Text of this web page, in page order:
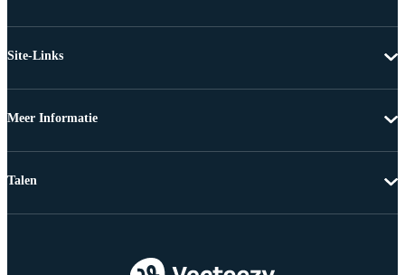
Site-Links
Meer Informatie
Talen